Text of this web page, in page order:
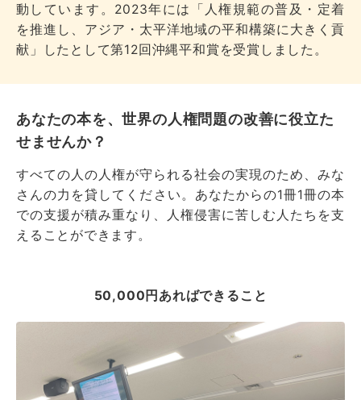
動しています。2023年には「人権規範の普及・定着
を推進し、アジア・太平洋地域の平和構築に大きく貢
献」したとして第12回沖縄平和賞を受賞しました。
あなたの本を、世界の人権問題の改善に役立た
せませんか？
すべての人の人権が守られる社会の実現のため、みな
さんの力を貸してください。あなたからの1冊1冊の本
での支援が積み重なり、人権侵害に苦しむ人たちを支
えることができます。
50,000円あればできること